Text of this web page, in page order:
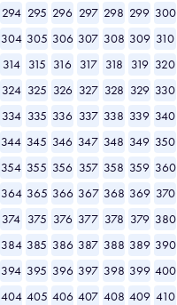
294 295 296 297 298 299 300
304 305 306 307 308 309 310
314 315 316 317 318 319 320
324 325 326 327 328 329 330
334 335 336 337 338 339 340
344 345 346 347 348 349 350
354 355 356 357 358 359 360
364 365 366 367 368 369 370
374 375 376 377 378 379 380
384 385 386 387 388 389 390
394 395 396 397 398 399 400
404 405 406 407 408 409 410